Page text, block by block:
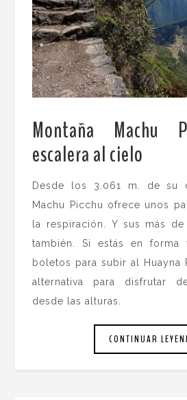
Montaña Machu
escalera al cielo
Desde los 3.061 m. de su
Machu Picchu ofrece unos
la respiración. Y sus más de
también. Si estás en forma
boletos para subir al Huayna
alternativa para disfrutar
desde las alturas.
CONTINUAR